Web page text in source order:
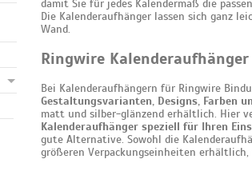
damit Sie für jedes Kalendermaß die
Die Kalenderaufhänger lassen sich ganz
Wand.
Ringwire
Bei Kalenderaufhängern für Ringwire
Gestaltungsvarianten, Designs, Farben
matt und silber-glänzend erhältlich. Hier
Kalenderaufhänger speziell für Ihren
gute Alternative. Sowohl die
größeren Verpackungseinheiten